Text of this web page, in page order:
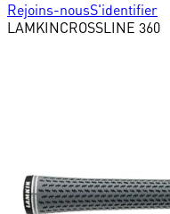
Rejoins-nousS'identifier
LAMKINCROSSLINE 360